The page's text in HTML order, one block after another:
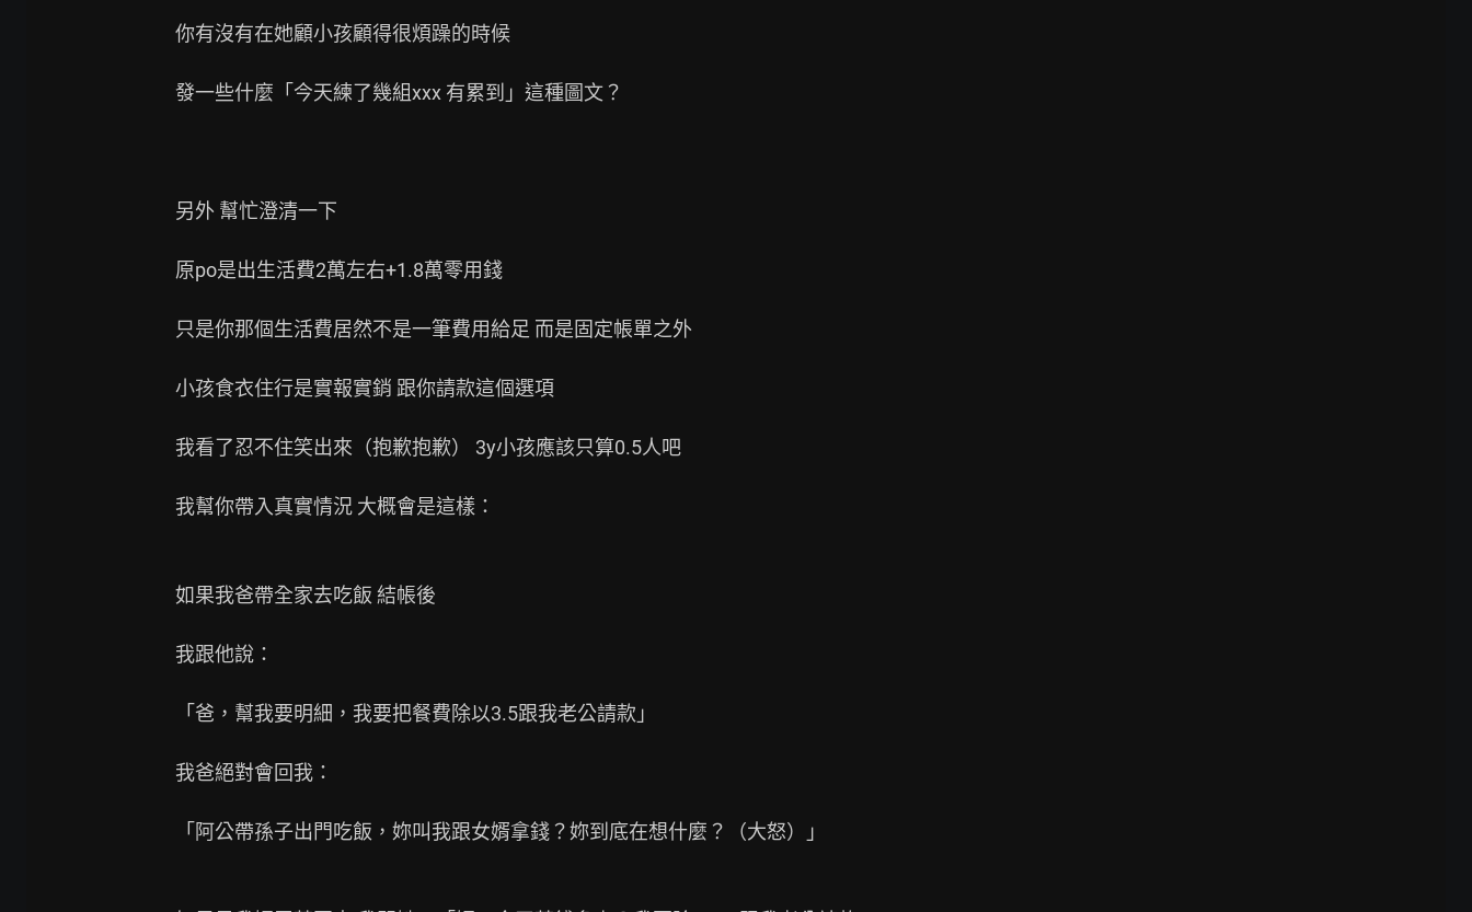
你有沒有在她顧小孩顧得很煩躁的時候
發一些什麼「今天練了幾組xxx 有累到」這種圖文？
另外 幫忙澄清一下
原po是出生活費2萬左右+1.8萬零用錢
只是你那個生活費居然不是一筆費用給足 而是固定帳單之外
小孩食衣住行是實報實銷 跟你請款這個選項
我看了忍不住笑出來（抱歉抱歉） 3y小孩應該只算0.5人吧
我幫你帶入真實情況 大概會是這樣：
如果我爸帶全家去吃飯 結帳後
我跟他說：
「爸，幫我要明細，我要把餐費除以3.5跟我老公請款」
我爸絕對會回我：
「阿公帶孫子出門吃飯，妳叫我跟女婿拿錢？妳到底在想什麼？（大怒）」